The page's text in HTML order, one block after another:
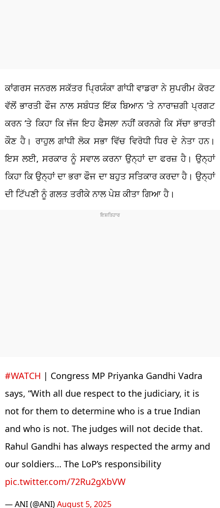
ਕਾਂਗਰਸ ਜਨਰਲ ਸਕੱਤਰ ਪ੍ਰਿਯੰਕਾ ਗਾਂਧੀ ਵਾਡਰਾ ਨੇ ਸੁਪਰੀਮ ਕੋਰਟ
ਵੱਲੋਂ ਭਾਰਤੀ ਫੌਜ ਨਾਲ ਸਬੰਧਤ ਇੱਕ ਬਿਆਨ ‘ਤੇ ਨਾਰਾਜ਼ਗੀ ਪ੍ਰਗਟ
ਕਰਨ ‘ਤੇ ਕਿਹਾ ਕਿ ਜੱਜ ਇਹ ਫੈਸਲਾ ਨਹੀਂ ਕਰਨਗੇ ਕਿ ਸੱਚਾ ਭਾਰਤੀ
ਕੌਣ ਹੈ। ਰਾਹੁਲ ਗਾਂਧੀ ਲੋਕ ਸਭਾ ਵਿੱਚ ਵਿਰੋਧੀ ਧਿਰ ਦੇ ਨੇਤਾ ਹਨ।
ਇਸ ਲਈ, ਸਰਕਾਰ ਨੂੰ ਸਵਾਲ ਕਰਨਾ ਉਨ੍ਹਾਂ ਦਾ ਫਰਜ਼ ਹੈ। ਉਨ੍ਹਾਂ
ਕਿਹਾ ਕਿ ਉਨ੍ਹਾਂ ਦਾ ਭਰਾ ਫੌਜ ਦਾ ਬਹੁਤ ਸਤਿਕਾਰ ਕਰਦਾ ਹੈ। ਉਨ੍ਹਾਂ
ਦੀ ਟਿੱਪਣੀ ਨੂੰ ਗਲਤ ਤਰੀਕੇ ਨਾਲ ਪੇਸ਼ ਕੀਤਾ ਗਿਆ ਹੈ।
#WATCH | Congress MP Priyanka Gandhi Vadra
says, “With all due respect to the judiciary, it is
not for them to determine who is a true Indian
and who is not. The judges will not decide that.
Rahul Gandhi has always respected the army and
our soldiers… The LoP’s responsibility
pic.twitter.com/72Ru2gXbVW
— ANI (@ANI)August 5, 2025